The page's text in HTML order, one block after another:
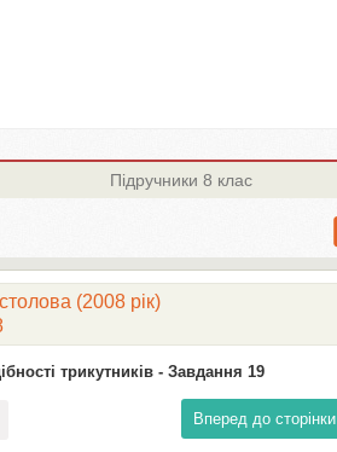
Підручники 8 клас
(2008 рік)
трикутників - Завдання 19
Вперед до сторінки